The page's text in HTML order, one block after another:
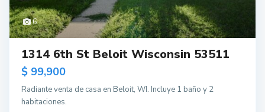
6
1314 6th St Beloit Wisconsin 53511
$ 99,900
Radiante venta de casa en Beloit, WI. Incluye 1 baño y 2
habitaciones.